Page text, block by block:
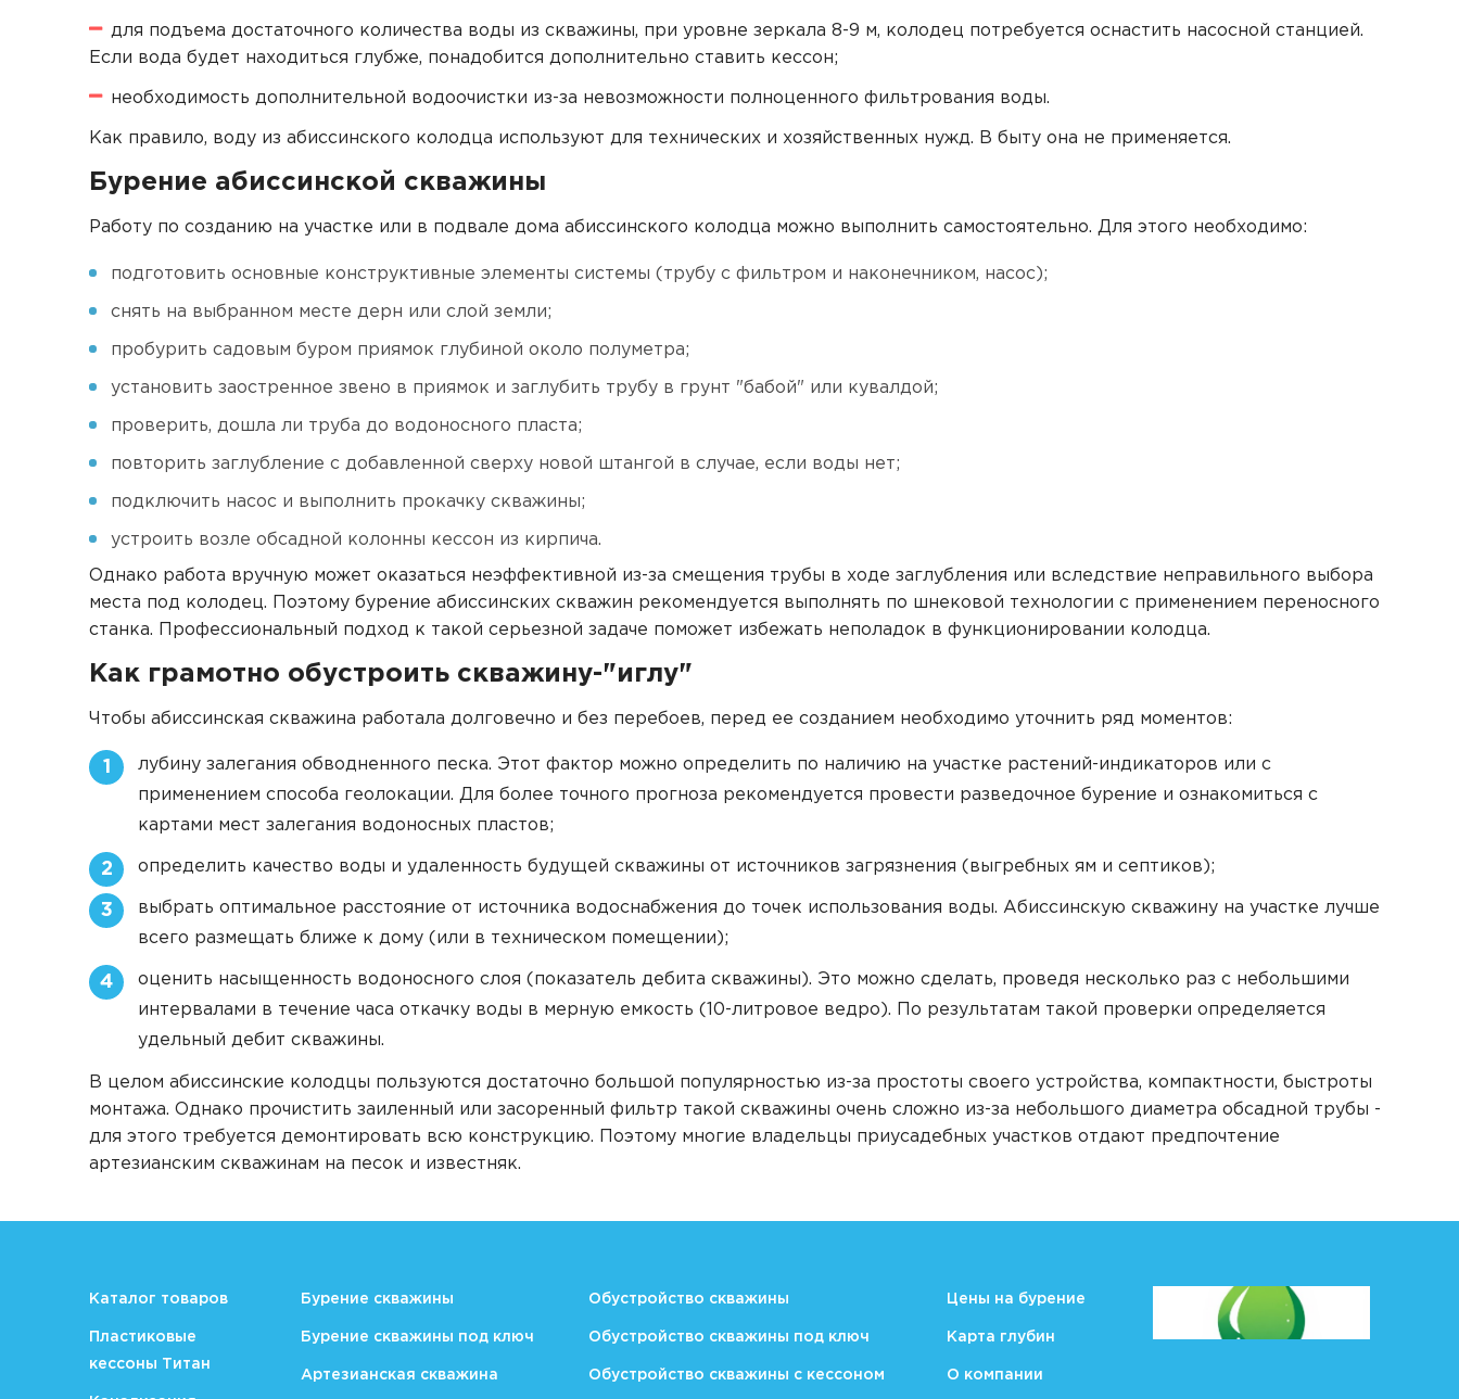
для подъема достаточного количества воды из скважины, при уровне зеркала 8-9 м, колодец потребуется оснастить насосной станцией.
Если вода будет находиться глубже, понадобится дополнительно ставить кессон;
необходимость дополнительной водоочистки из-за невозможности полноценного фильтрования воды.
Как правило, воду из абиссинского колодца используют для технических и хозяйственных нужд. В быту она не применяется.
Бурение абиссинской скважины
Работу по созданию на участке или в подвале дома абиссинского колодца можно выполнить самостоятельно. Для этого необходимо:
подготовить основные конструктивные элементы системы (трубу с фильтром и наконечником, насос);
снять на выбранном месте дерн или слой земли;
пробурить садовым буром приямок глубиной около полуметра;
установить заостренное звено в приямок и заглубить трубу в грунт "бабой" или кувалдой;
проверить, дошла ли труба до водоносного пласта;
повторить заглубление с добавленной сверху новой штангой в случае, если воды нет;
подключить насос и выполнить прокачку скважины;
устроить возле обсадной колонны кессон из кирпича.
Однако работа вручную может оказаться неэффективной из-за смещения трубы в ходе заглубления или вследствие неправильного выбора
места под колодец. Поэтому бурение абиссинских скважин рекомендуется выполнять по шнековой технологии с применением переносного
станка. Профессиональный подход к такой серьезной задаче поможет избежать неполадок в функционировании колодца.
Как грамотно обустроить скважину-"иглу"
Чтобы абиссинская скважина работала долговечно и без перебоев, перед ее созданием необходимо уточнить ряд моментов:
1
лубину залегания обводненного песка. Этот фактор можно определить по наличию на участке растений-индикаторов или с
применением способа геолокации. Для более точного прогноза рекомендуется провести разведочное бурение и ознакомиться с
картами мест залегания водоносных пластов;
2 определить качество воды и удаленность будущей скважины от источников загрязнения (выгребных ям и септиков);
3
выбрать оптимальное расстояние от источника водоснабжения до точек использования воды. Абиссинскую скважину на участке лучше
всего размещать ближе к дому (или в техническом помещении);
4
оценить насыщенность водоносного слоя (показатель дебита скважины). Это можно сделать, проведя несколько раз с небольшими
интервалами в течение часа откачку воды в мерную емкость (10-литровое ведро). По результатам такой проверки определяется
удельный дебит скважины.
В целом абиссинские колодцы пользуются достаточно большой популярностью из-за простоты своего устройства, компактности, быстроты
монтажа. Однако прочистить заиленный или засоренный фильтр такой скважины очень сложно из-за небольшого диаметра обсадной трубы -
для этого требуется демонтировать всю конструкцию. Поэтому многие владельцы приусадебных участков отдают предпочтение
артезианским скважинам на песок и известняк.
Каталог товаров
Пластиковые
кессоны Титан
Бурение скважины
Бурение скважины под ключ
Артезианская скважина
Обустройство скважины
Обустройство скважины под ключ
Обустройство скважины с кессоном
Цены на бурение
Карта глубин
О компании